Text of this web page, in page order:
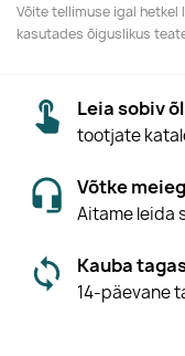
Võite tellimuse igal hetkel
kasutades õiguslikus
Leia sobiv
tootjate
Võtke
Aitame leida
Kauba
14-päevane